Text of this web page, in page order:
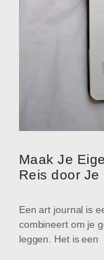
Maak Je
Reis door Je
Een art journal is
combineert om je
leggen. Het is een